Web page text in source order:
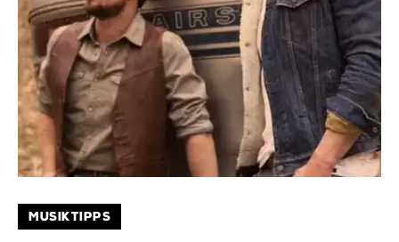
MUSIKTIPPS